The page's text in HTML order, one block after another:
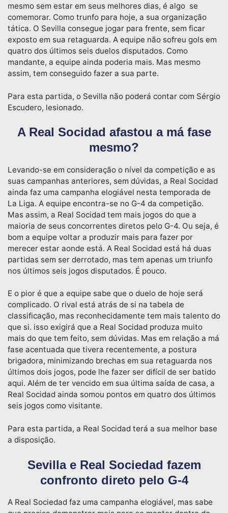
mesmo sem estar em seus melhores dias, é algo se
comemorar. Como trunfo para hoje, a sua organização
tática. O Sevilla consegue jogar para frente, sem ficar
exposto em sua retaguarda. A equipe não sofreu gols em
quatro dos últimos seis duelos disputados. Como
mandante, a equipe ainda poderia mais. Mas mesmo
assim, tem conseguido fazer a sua parte.
Para esta partida, o Sevilla não poderá contar com Sérgio
Escudero, lesionado.
A Real Socidad afastou a má fase
mesmo?
Levando-se em consideração o nível da competição e as
suas campanhas anteriores, sem dúvidas, a Real Socidad
ainda faz uma campanha elogiável nesta temporada de
La Liga. A equipe encontra-se no G-4 da competição.
Mas assim, a Real Socidad tem mais jogos do que a
maioria de seus concorrentes diretos pelo G-4. Ou seja, é
bom a equipe voltar a produzir mais para fazer por
merecer estar aonde está. A Real Socidad está há duas
partidas sem ser derrotado, mas tem apenas um triunfo
nos últimos seis jogos disputados. É pouco.
E o pior é que a equipe sabe que o duelo de hoje será
complicado. O rival está atrás de si na tabela de
classificação, mas reconhecidamente tem mais talento do
que si. isso exigirá que a Real Socidad produza muito
mais do que tem feito, sem dúvidas. Mas em relação a má
fase acentuada que tivera recentemente, a postura
brigadora, minimizando brechas em sua retaguarda nos
últimos dois jogos, pode lhe fazer ser difícil de ser batido
aqui. Além de ter vencido em sua última saída de casa, a
Real Socidad ainda somou pontos em quatro dos últimos
seis jogos como visitante.
Para esta partida, a Real Socidad terá a sua melhor base
a disposição.
Sevilla e Real Sociedad fazem
confronto direto pelo G-4
A Real Sociedad faz uma campanha elogiável, mas sabe